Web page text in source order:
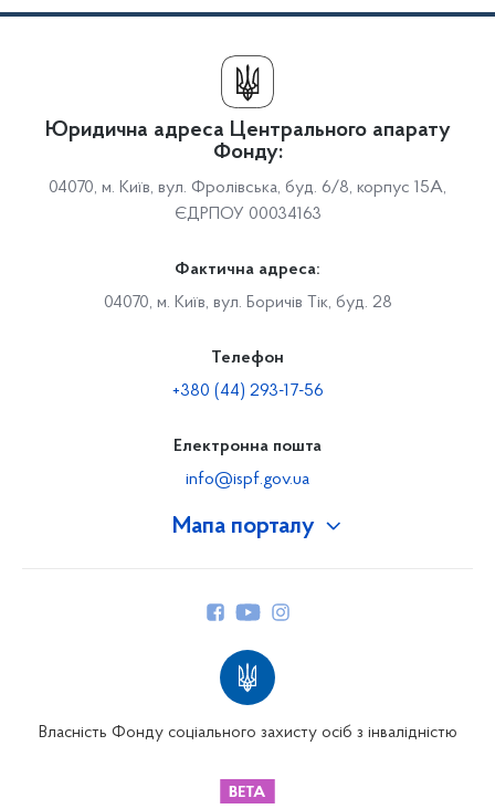
Мапа порталу
Юридична адреса Центрального апарату
Фонду:
04070, м. Київ, вул. Фролівська, буд. 6/8, корпус 15А,
ЄДРПОУ 00034163
Фактична адреса:
04070, м. Київ, вул. Боричів Тік, буд. 28
Телефон
+380 (44) 293-17-56
Електронна пошта
info@ispf.gov.ua
Власність Фонду соціального захисту осіб з інвалідністю